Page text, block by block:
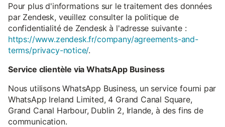
Pour plus d'informations sur le traitement des données
par Zendesk, veuillez consulter la politique de
confidentialité de Zendesk à l'adresse suivante :
https://www.zendesk.fr/company/agreements-and-
terms/privacy-notice/.
Service clientèle via WhatsApp Business
Nous utilisons WhatsApp Business, un service fourni par
WhatsApp Ireland Limited, 4 Grand Canal Square,
Grand Canal Harbour, Dublin 2, Irlande, à des fins de
communication.